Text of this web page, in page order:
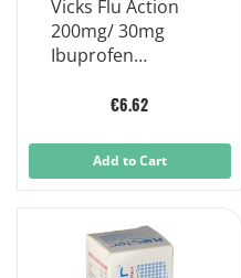
Vicks Flu Action
200mg/ 30mg
Ibuprofen
12 Tablets
€6.62
Add to Cart